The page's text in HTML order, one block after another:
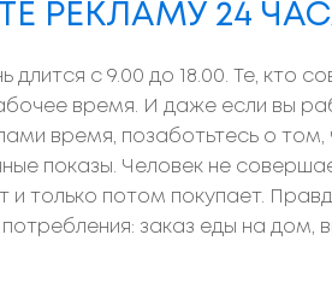
РЕКЛАМУ 24
с 9.00 до 18.00. Те, кто
время. И даже если вы
время, позаботьтесь о
показы. Человек не
и только потом покупает.
заказ еды на дом,